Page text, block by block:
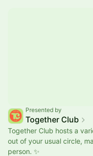
Presented by
Together Club
Together Club hosts a
out of your usual circle,
person. ✨